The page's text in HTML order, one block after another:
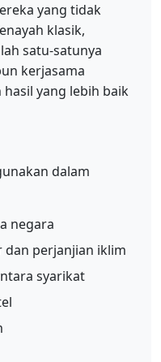
yang tidak
klasik,
satu-satunya
kerjasama
yang lebih baik
dalam
negara
dan perjanjian iklim
syarikat